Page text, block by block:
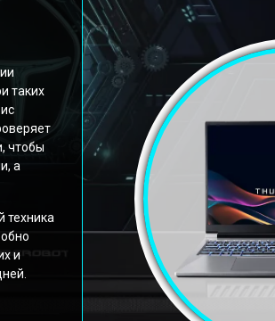
таких
чтобы
а
техника
и